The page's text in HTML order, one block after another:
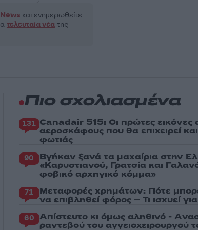
και ενημερωθείτε
τελευταία νέατης
Πιο σχολιασμένα
131 Canadair 515: Οι πρώτες εικόνες
αεροσκάφους που θα επιχειρεί
φωτιάς
90 Βγήκαν ξανά τα μαχαίρια στην
«Καρυστιανού, Γρατσία και
φοβικό αρχηγικό κόμμα»
71 Μεταφορές χρημάτων: Πότε
να επιβληθεί φόρος – Τι ισχυεί
60 Απίστευτο κι όμως αληθινό -
ραντεβού του αγγειοχειρουργού